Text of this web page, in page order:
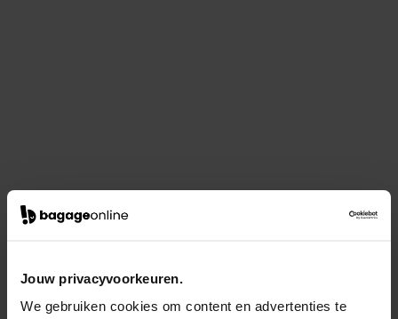
Jouw privacyvoorkeuren.
We gebruiken cookies om content en advertenties te